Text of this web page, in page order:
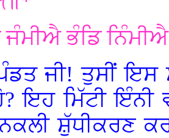
ਜੰਮੀਐ ਭੰਡਿ
ਜੀ! ਤੁਸੀਂ ਇਸ
ਇਹ ਮਿੱਟੀ ਇੰਨੀ
ਸ਼ੁੱਧੀਕਰਣ